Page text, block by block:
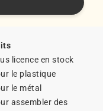
licence en stock
le plastique
le métal
assembler des